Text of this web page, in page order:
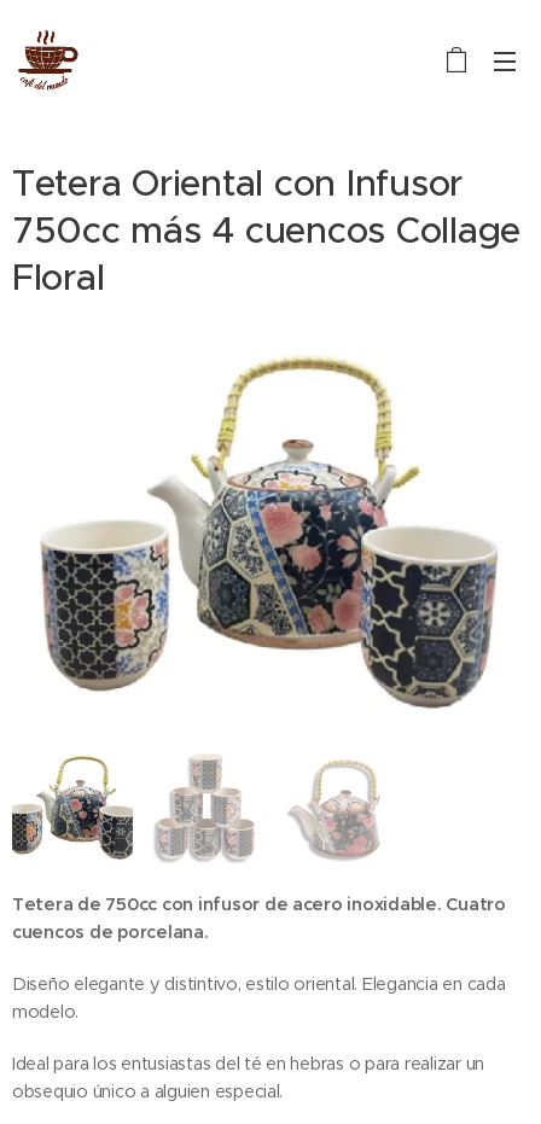
Tetera Oriental con Infusor
750cc más 4 cuencos Collage
Floral
Tetera de 750cc con infusor de acero inoxidable. Cuatro
cuencos de porcelana.
Diseño elegante y distintivo, estilo oriental. Elegancia en cada
modelo.
Ideal para los entusiastas del té en hebras o para realizar un
obsequio único a alguien especial.